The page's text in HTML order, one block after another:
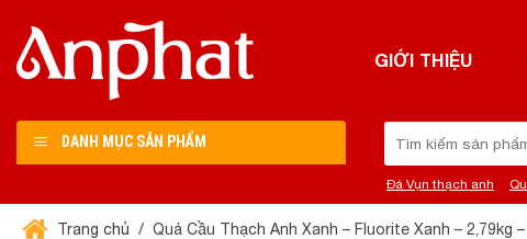
đến
nội
GIỚI THIỆU
DANH MỤC SẢN PHẨM
kiếm:
Đá Vụn thạch anh
Trang chủ Quả Cầu Thạch Anh Xanh – Fluorite Xanh – 2,79kg